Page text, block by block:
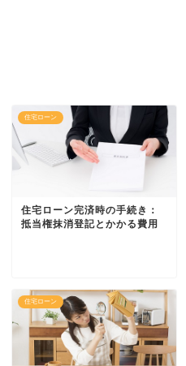
住宅ローン
住宅ローン完済時の手続き：
抵当権抹消登記とかかる費用
住宅ローン